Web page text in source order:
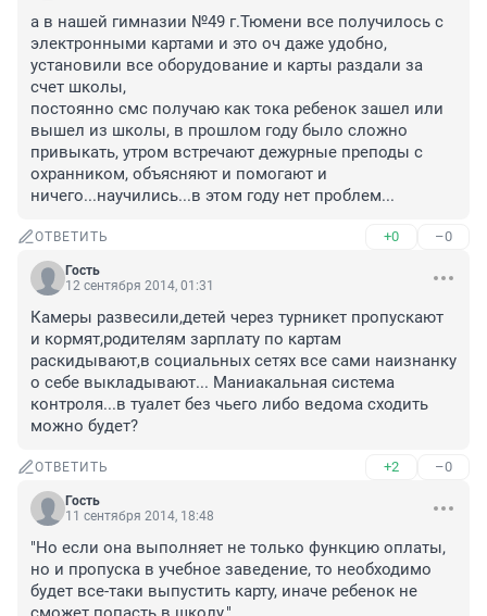
а в нашей гимназии №49 г.Тюмени все получилось с
электронными картами и это оч даже удобно,
установили все оборудование и карты раздали за
счет школы,
постоянно смс получаю как тока ребенок зашел или
вышел из школы, в прошлом году было сложно
привыкать, утром встречают дежурные преподы с
охранником, объясняют и помогают и
ничего...научились...в этом году нет проблем...
ОТВЕТИТЬ +0 –0
Гость
12 сентября 2014, 01:31
Камеры развесили,детей через турникет пропускают
и кормят,родителям зарплату по картам
раскидывают,в социальных сетях все сами наизнанку
о себе выкладывают... Маниакальная система
контроля...в туалет без чьего либо ведома сходить
можно будет?
ОТВЕТИТЬ +2 –0
Гость
11 сентября 2014, 18:48
"Но если она выполняет не только функцию оплаты,
но и пропуска в учебное заведение, то необходимо
будет все-таки выпустить карту, иначе ребенок не